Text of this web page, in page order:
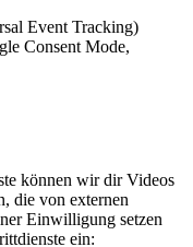
Event Tracking)
Consent Mode,
können wir dir Videos
die von externen
Einwilligung setzen
ein: